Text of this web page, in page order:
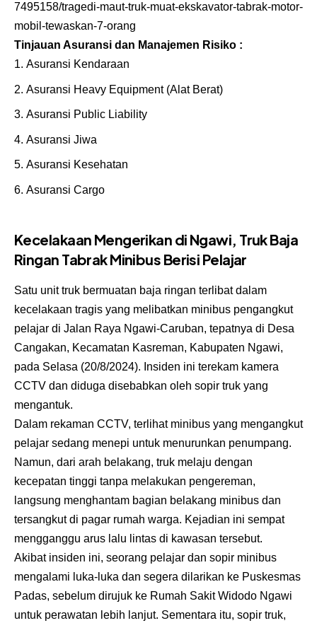
7495158/tragedi-maut-truk-muat-ekskavator-tabrak-motor-
mobil-tewaskan-7-orang
Tinjauan Asuransi dan Manajemen Risiko :
Asuransi Kendaraan
Asuransi Heavy Equipment(Alat Berat)
Asuransi Public Liability
Asuransi Jiwa
Asuransi Kesehatan
Asuransi Cargo
Kecelakaan Mengerikan di Ngawi, Truk Baja
Ringan Tabrak Minibus Berisi Pelajar
Satu unit truk bermuatan baja ringan terlibat dalam
kecelakaan tragis yang melibatkan minibus pengangkut
pelajar di Jalan Raya Ngawi-Caruban, tepatnya di Desa
Cangakan, Kecamatan Kasreman, Kabupaten Ngawi,
pada Selasa (20/8/2024). Insiden ini terekam kamera
CCTV dan diduga disebabkan oleh sopir truk yang
mengantuk.
Dalam rekaman CCTV, terlihat minibus yang mengangkut
pelajar sedang menepi untuk menurunkan penumpang.
Namun, dari arah belakang, truk melaju dengan
kecepatan tinggi tanpa melakukan pengereman,
langsung menghantam bagian belakang minibus dan
tersangkut di pagar rumah warga. Kejadian ini sempat
mengganggu arus lalu lintas di kawasan tersebut.
Akibat insiden ini, seorang pelajar dan sopir minibus
mengalami luka-luka dan segera dilarikan ke Puskesmas
Padas, sebelum dirujuk ke Rumah Sakit Widodo Ngawi
untuk perawatan lebih lanjut. Sementara itu, sopir truk,